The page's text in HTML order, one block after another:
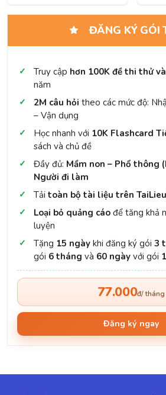
ĐĂNG KÝ GÓI
Truy cập hơn 100K đề thi thử
năm
2M câu hỏi theo các mức độ:
– Vận dụng
Học nhanh với 10K Flashcard
sách và chủ đề
Đầy đủ: Mầm non – Phổ thông
Người đi làm
Tải toàn bộ tài liệu trên
Loại bỏ quảng cáo để tăng khả
luyện
Tặng 15 ngày khi đăng ký gói 3
gói 6 tháng và 60 ngày với gói
77.000đ/ tháng
Đăng ký ngay